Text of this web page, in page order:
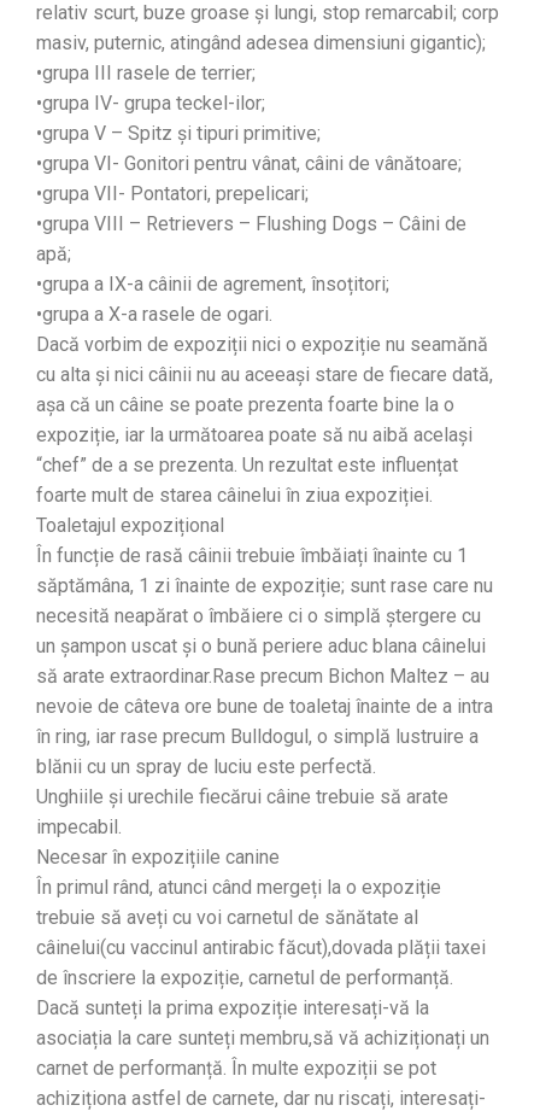
relativ scurt, buze groase și lungi, stop remarcabil; corp
masiv, puternic, atingând adesea dimensiuni gigantic);
•grupa III rasele de terrier;
•grupa IV- grupa teckel-ilor;
•grupa V – Spitz și tipuri primitive;
•grupa VI- Gonitori pentru vânat, câini de vânătoare;
•grupa VII- Pontatori, prepelicari;
•grupa VIII – Retrievers – Flushing Dogs – Câini de
apă;
•grupa a IX-a câinii de agrement, însoțitori;
•grupa a X-a rasele de ogari.
Dacă vorbim de expoziții nici o expoziție nu seamănă
cu alta și nici câinii nu au aceeași stare de fiecare dată,
așa că un câine se poate prezenta foarte bine la o
expoziție, iar la următoarea poate să nu aibă același
“chef” de a se prezenta. Un rezultat este influențat
foarte mult de starea câinelui în ziua expoziției.
Toaletajul expozițional
În funcție de rasă câinii trebuie îmbăiați înainte cu 1
săptămâna, 1 zi înainte de expoziție; sunt rase care nu
necesită neapărat o îmbăiere ci o simplă ștergere cu
un șampon uscat și o bună periere aduc blana câinelui
să arate extraordinar.Rase precum Bichon Maltez – au
nevoie de câteva ore bune de toaletaj înainte de a intra
în ring, iar rase precum Bulldogul, o simplă lustruire a
blănii cu un spray de luciu este perfectă.
Unghiile și urechile fiecărui câine trebuie să arate
impecabil.
Necesar în expozițiile canine
În primul rând, atunci când mergeți la o expoziție
trebuie să aveți cu voi carnetul de sănătate al
câinelui(cu vaccinul antirabic făcut),dovada plății taxei
de înscriere la expoziție, carnetul de performanță.
Dacă sunteți la prima expoziție interesați-vă la
asociația la care sunteți membru,să vă achiziționați un
carnet de performanță. În multe expoziții se pot
achiziționa astfel de carnete, dar nu riscați, interesați-